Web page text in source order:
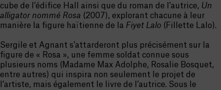
cube de l’édifice Hall ainsi que du roman de l’autrice, Un
alligator nommé Rosa (2007), explorant chacune à leur
manière la figure haïtienne de la Fiyet Lalo (Fillette Lalo).
Sergile et Agnant s’attarderont plus précisément sur la
figure de « Rosa », une femme soldat connue sous
plusieurs noms (Madame Max Adolphe, Rosalie Bosquet,
entre autres) qui inspira non seulement le projet de
l’artiste, mais également le livre de l’autrice. Sous le